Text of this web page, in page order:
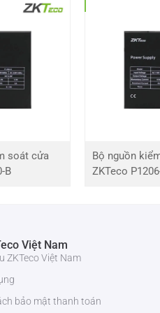
bên ngoài
soát cửa
B
Bộ nguồn
ZKTeco
Việt Nam
ZKTeco Việt Nam
bảo mật thanh toán